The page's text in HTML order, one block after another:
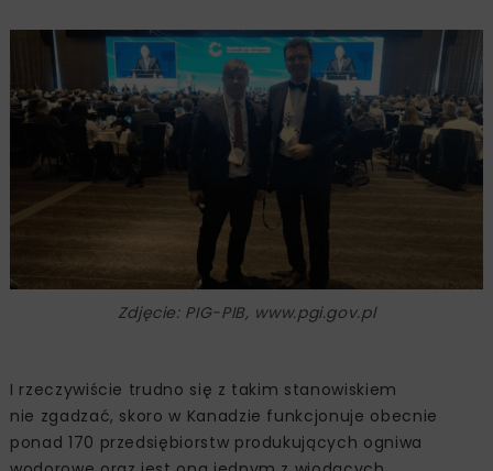
Zdjęcie: PIG-PIB, www.pgi.gov.pl
I rzeczywiście trudno się z takim stanowiskiem
nie zgadzać, skoro w Kanadzie funkcjonuje obecnie
ponad 170 przedsiębiorstw produkujących ogniwa